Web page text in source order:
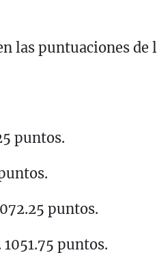
las puntuaciones
puntos.
puntos.
puntos.